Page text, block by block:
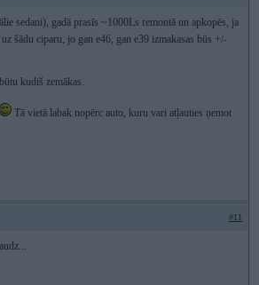
sedani), gadā prasīs ~1000Ls remontā un apkopēs, ja
šādu ciparu, jo gan e46, gan e39 izmakasas būs +/-
kudiš zemākas.
Tā vietā labak nopērc auto, kuru vari atļauties ņemot
#11